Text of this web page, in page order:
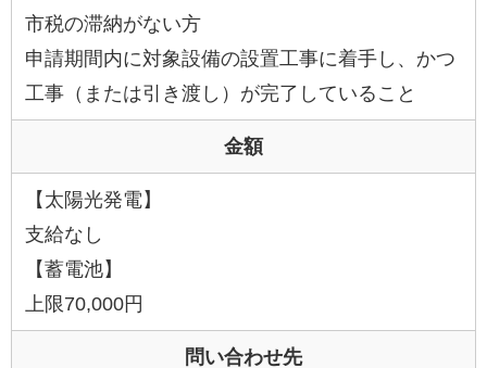
市税の滞納がない方
申請期間内に対象設備の設置工事に着手し、かつ
工事（または引き渡し）が完了していること
金額
【太陽光発電】
支給なし
【蓄電池】
上限70,000円
問い合わせ先